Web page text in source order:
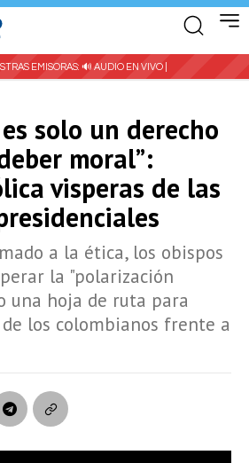
EMISORAS: 🔊 AUDIO EN VIVO |
solo un derecho
moral”:
visperas de las
a la ética, los obispos
la "polarización
una hoja de ruta para
los colombianos frente a